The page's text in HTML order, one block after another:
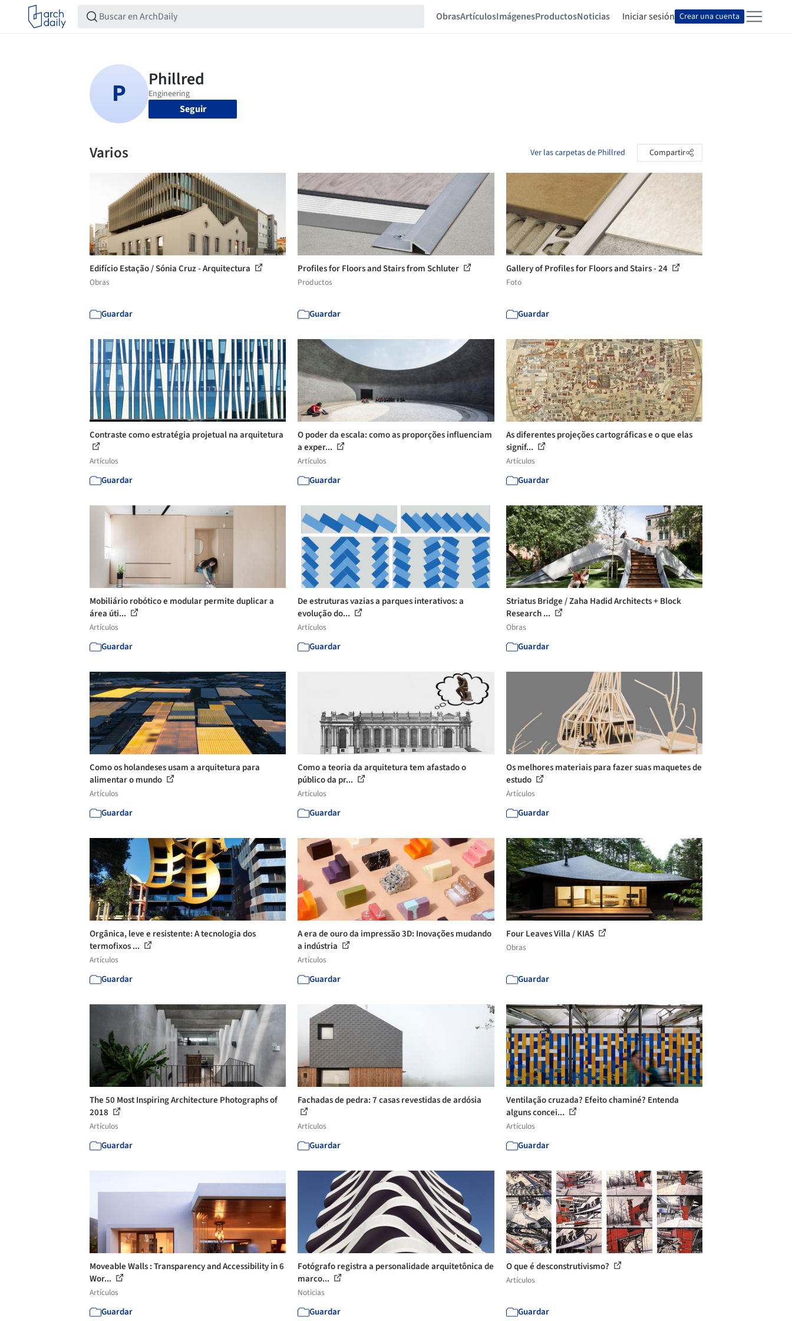
ObrasArtículosImágenesProductosNoticias Iniciar sesión Crear una cuenta
Seguir
Varios Ver las carpetas de Phillred Compartir
Edifício Estação / Sónia Cruz - Arquitectura
Obras
Guardar
Profiles for Floors and Stairs from Schluter
Productos
Guardar
Gallery of Profiles for Floors and Stairs - 24
Foto
Guardar
Contraste como estratégia projetual na arquitetura
Artículos
Guardar
O poder da escala: como as proporções influenciam
a exper...
Artículos
Guardar
As diferentes projeções cartográficas e o que elas
signif...
Artículos
Guardar
Mobiliário robótico e modular permite duplicar a
área úti...
Artículos
Guardar
De estruturas vazias a parques interativos: a
evolução do...
Artículos
Guardar
Striatus Bridge / Zaha Hadid Architects + Block
Research ...
Obras
Guardar
Como os holandeses usam a arquitetura para
alimentar o mundo
Artículos
Guardar
Como a teoria da arquitetura tem afastado o
público da pr...
Artículos
Guardar
Os melhores materiais para fazer suas maquetes de
estudo
Artículos
Guardar
Orgânica, leve e resistente: A tecnologia dos
termofixos ...
Artículos
Guardar
A era de ouro da impressão 3D: Inovações mudando
a indústria
Artículos
Guardar
Four Leaves Villa / KIAS
Obras
Guardar
The 50 Most Inspiring Architecture Photographs of
2018
Artículos
Guardar
Fachadas de pedra: 7 casas revestidas de ardósia
Artículos
Guardar
Ventilação cruzada? Efeito chaminé? Entenda
alguns concei...
Artículos
Guardar
Moveable Walls : Transparency and Accessibility in 6
Wor...
Artículos
Guardar
Fotógrafo registra a personalidade arquitetônica de
marco...
Noticias
Guardar
O que é desconstrutivismo?
Artículos
Guardar